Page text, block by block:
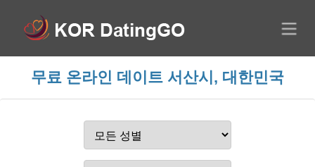
무료 온라인 데이트 서산시, 대한민국